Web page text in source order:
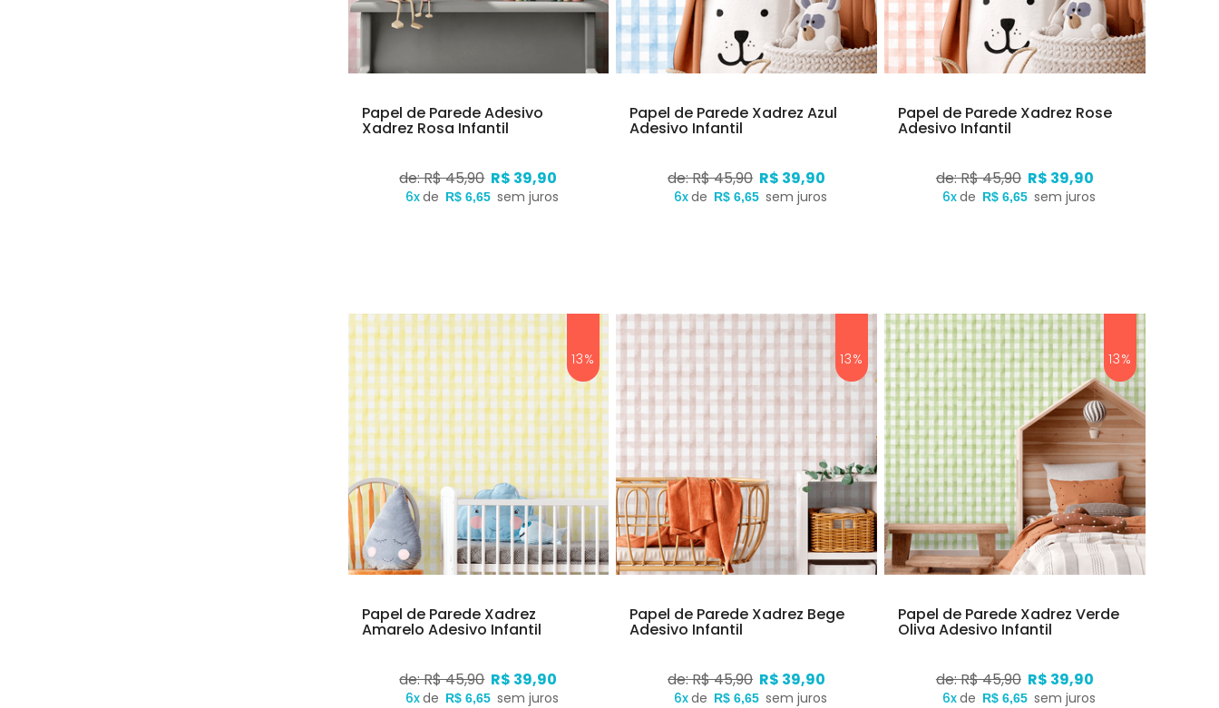
Papel de Parede Adesivo
Xadrez Rosa Infantil
de: R$ 45,90 R$ 39,90
6xde R$ 6,65 sem juros
Papel de Parede Xadrez Azul
Adesivo Infantil
de: R$ 45,90 R$ 39,90
6xde R$ 6,65 sem juros
Papel de Parede Xadrez Rose
Adesivo Infantil
de: R$ 45,90 R$ 39,90
6xde R$ 6,65 sem juros
13%
Papel de Parede Xadrez
Amarelo Adesivo Infantil
de: R$ 45,90 R$ 39,90
6xde R$ 6,65 sem juros
13%
Papel de Parede Xadrez Bege
Adesivo Infantil
de: R$ 45,90 R$ 39,90
6xde R$ 6,65 sem juros
13%
Papel de Parede Xadrez Verde
Oliva Adesivo Infantil
de: R$ 45,90 R$ 39,90
6xde R$ 6,65 sem juros